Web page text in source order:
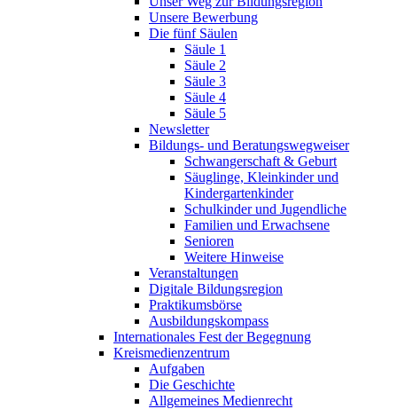
Unsere Bewerbung
Die fünf Säulen
Säule 1
Säule 2
Säule 3
Säule 4
Säule 5
Newsletter
Bildungs- und Beratungswegweiser
Schwangerschaft & Geburt
Säuglinge, Kleinkinder und
Kindergartenkinder
Schulkinder und Jugendliche
Familien und Erwachsene
Senioren
Weitere Hinweise
Veranstaltungen
Digitale Bildungsregion
Praktikumsbörse
Ausbildungskompass
Internationales Fest der Begegnung
Kreismedienzentrum
Aufgaben
Die Geschichte
Allgemeines Medienrecht